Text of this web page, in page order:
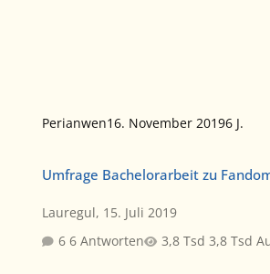
Perianwen16. November 20196 J.
Umfrage Bachelorarbeit zu
Lauregul, 15. Juli 2019
6 Antworten
3,8 Tsd